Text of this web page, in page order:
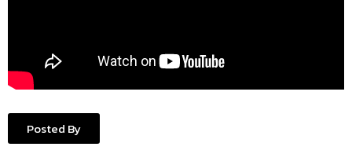
Posted By